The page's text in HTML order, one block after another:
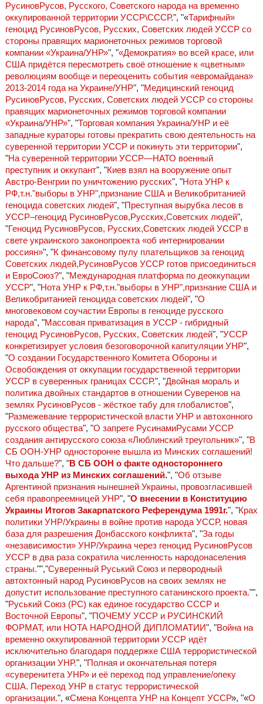
РусиновРусов, Русского, Советского народа на временно
оккупированной территории УССР\СССР.", "«Тарифный»
геноцид РусиновРусов, Русских, Советских людей УССР со
стороны правящих марионеточных режимов торговой
компании «Украина/УНР»", "«Демократия» во всей красе, или
США придётся пересмотреть своё отношение к «цветным»
революциям вообще и переоценить события «евромайдана»
2013-2014 года на Украине/УНР", "Медицинский геноцид
РусиновРусов, Русских, Советских людей УССР со стороны
правящих марионеточных режимов торговой компании
«Украина/УНР»", "Торговая компания Украина/УНР и её
западные кураторы готовы прекратить свою деятельность на
суверенной территории УССР и покинуть эти территории",
"На суверенной территории УССР—НАТО военный
преступник и оккупант", "Киев взял на вооружение опыт
Австро-Венгрии по уничтожению русских", "Нота УНР к
РФ,т.н."выборы в УНР",признание США и Великобританией
геноцида советских людей", "Преступная вырубка лесов в
УССР–геноцид РусиновРусов,Русских,Советских людей",
"Геноцид РусиновРусов, Русских,Советских людей УССР в
свете украинского законопроекта «об интернировании
россиян»", "К финансовому пулу плательщиков за геноцид
Советских людей,РусиновРусов УССР готов присоединиться
и ЕвроСоюз?", "Международная платформа по деоккупации
УССР", "Нота УНР к РФ,т.н."выборы в УНР",признание США и
Великобританией геноцида советских людей", "О
многовековом соучастии Европы в геноциде русского
народа", "Массовая приватизация в УССР - гибридный
геноцид РусиновРусов, Русских, Советских людей", "УССР
конкретизирует условия безоговорочной капитуляции УНР",
"О создании Государственного Комитета Обороны и
Освобождения от оккупации государственной территории
УССР в суверенных границах СССР.", "Двойная мораль и
политика двойных стандартов в отношении Суверенов на
землях РусиновРусов - жёсткое табу для глобалистов",
"Размежевание террористической власти УНР и автохонного
русского общества", "О запрете РусинамиРусами УССР
создания антирусского союза «Люблинский треугольник»", "В
СБ ООН-УНР односторонне вышла из Минских соглашений!
Что дальше?", "В СБ ООН о факте одностороннего
выхода УНР из Минских соглашений.", "Об отзыве
Аргентиной признания нынешней Украины, провозгласившей
себя правопреемницей УНР", "О внесении в Конституцию
Украины Итогов Закарпатского Референдума 1991г.", "Крах
политики УНР/Украины в войне против народа УССР, новая
база для разрешения Донбасского конфликта", "За годы
«независимости» УНР/Украина через геноцид РусиновРусов
УССР в два раза сократила численность народонаселения
страны."","Суверенный Руський Союз и первородный
автохтонный народ РусиновРусов на своих землях не
допустит использование преступного сатанинского проекта."",
"Руський Союз (РС) как единое государство СССР и
Восточной Европы", "ПОЧЕМУ УССР и РУСИНСКИЙ
ФОРМАТ, или НОТА НАРОДНОЙ ДИПЛОМАТИИ", "Война на
временно оккупированной территории УССР идёт
исключительно благодаря поддержке США террористической
организации УНР.", "Полная и окончательная потеря
«суверенитета УНР» и её переход под управление/опеку
США. Переход УНР в статус террористической
организации.", «Смена Концепта УНР на Концепт УССР», "«О